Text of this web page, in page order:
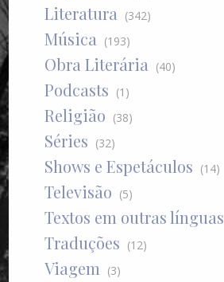
Literatura (342)
Música (193)
Obra Literária (40)
Podcasts (1)
Religião (38)
Séries (32)
Shows e Espetáculos (14)
Televisão (5)
Textos em outras línguas
Traduções (12)
Viagem (3)